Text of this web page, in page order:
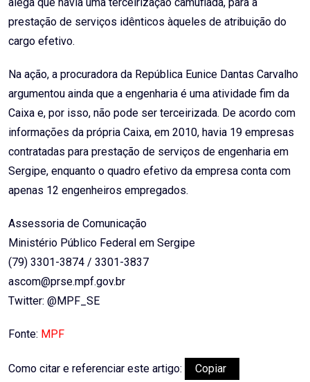
alega que havia uma terceirização camuflada, para a
prestação de serviços idênticos àqueles de atribuição do
cargo efetivo.
Na ação, a procuradora da República Eunice Dantas Carvalho
argumentou ainda que a engenharia é uma atividade fim da
Caixa e, por isso, não pode ser terceirizada. De acordo com
informações da própria Caixa, em 2010, havia 19 empresas
contratadas para prestação de serviços de engenharia em
Sergipe, enquanto o quadro efetivo da empresa conta com
apenas 12 engenheiros empregados.
Assessoria de Comunicação
Ministério Público Federal em Sergipe
(79) 3301-3874 / 3301-3837
ascom@prse.mpf.gov.br
Twitter: @MPF_SE
Fonte: MPF
Como citar e referenciar este artigo:
Copiar